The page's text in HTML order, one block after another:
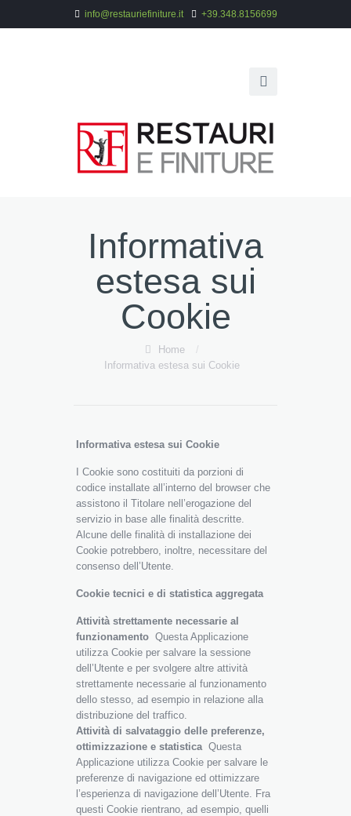
info@restauriefiniture.it +39.348.8156699
Informativa
estesa sui
Cookie
Home
/
Informativa estesa sui Cookie
Informativa estesa sui Cookie
I Cookie sono costituiti da porzioni di
codice installate all’interno del browser che
assistono il Titolare nell’erogazione del
servizio in base alle finalità descritte.
Alcune delle finalità di installazione dei
Cookie potrebbero, inoltre, necessitare del
consenso dell’Utente.
Cookie tecnici e di statistica aggregata
Attività strettamente necessarie al
funzionamento Questa Applicazione
utilizza Cookie per salvare la sessione
dell’Utente e per svolgere altre attività
strettamente necessarie al funzionamento
dello stesso, ad esempio in relazione alla
distribuzione del traffico.
Attività di salvataggio delle preferenze,
ottimizzazione e statistica Questa
Applicazione utilizza Cookie per salvare le
preferenze di navigazione ed ottimizzare
l’esperienza di navigazione dell’Utente. Fra
questi Cookie rientrano, ad esempio, quelli